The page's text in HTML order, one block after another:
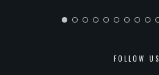
FOLLOW US